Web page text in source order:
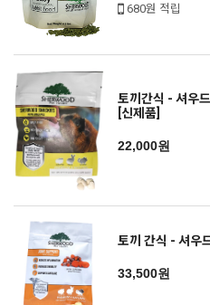
680원 적립
토끼간식 - 셔우
[신제품]
22,000원
토끼 간식 - 셔우
33,500원